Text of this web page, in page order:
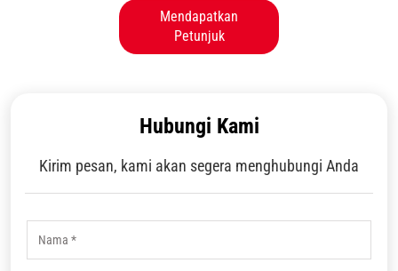
Mendapatkan
Petunjuk
Hubungi Kami
Kirim pesan, kami akan segera menghubungi Anda